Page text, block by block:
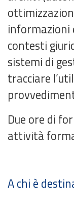
informazioni
contesti
sistemi di
tracciare
Due ore di
attività
A chi è